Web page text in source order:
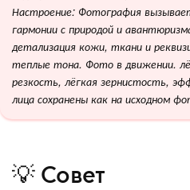
Настроение: Фотография
гармонии с природой и
детализация кожи, ткани и
теплые тона. Фото в движении.
резкость, лёгкая зернистость,
лица сохранены как на исходном
💡 Совет